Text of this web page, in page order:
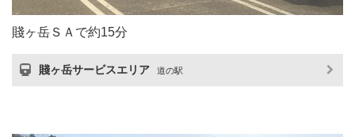
賤ヶ岳ＳＡで約15分
賤ヶ岳サービスエリア 道の駅